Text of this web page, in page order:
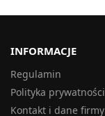
INFORMACJE
Regulamin
Polityka prywatności
Kontakt i dane firmy